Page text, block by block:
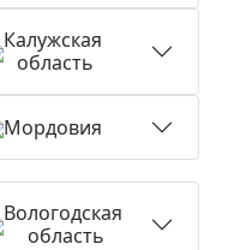
Калужская
область
Мордовия
Вологодская
область